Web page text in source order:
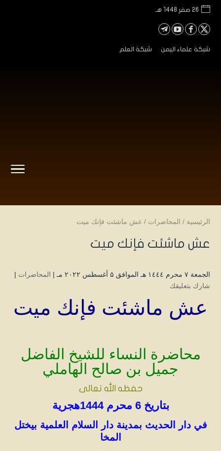
26 صفر 1448 هـ
شبكة علماء اليمن شبكة العلم
الرئيسية / المحاضرات / عش ماشئت فإنك ميت
عش ماشئت فإنك ميت
الجمعة ۷ محرم ۱٤٤٤ هـ الموافق ۵ أغسطس ۲۰۲۲ مـ | المحاضرات |
شارك بتعليقك
عش ماشئت فإنك ميت
محاضرة النساء للشيخ الفاضل
جميل بن صالح الهاملي
حفظه الله تعالى
بتاريخ 6 محرم 1444هجرية
في دار الحديث بمدينة دار السلام العلمية بيختل
المخا